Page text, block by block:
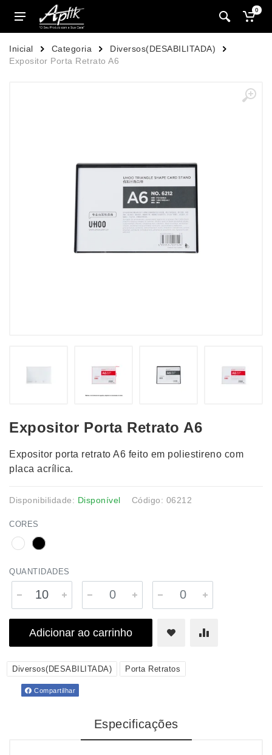
0
Inicial Categoria
Diversos(DESABILITADA)
Expositor Porta Retrato A6
Expositor Porta Retrato A6
Expositor porta retrato A6 feito em poliestireno com
placa acrílica.
Disponibilidade: Disponível Código: 06212
CORES
QUANTIDADES
Adicionar ao carrinho
Diversos(DESABILITADA) Porta Retratos
Compartilhar
Especificações